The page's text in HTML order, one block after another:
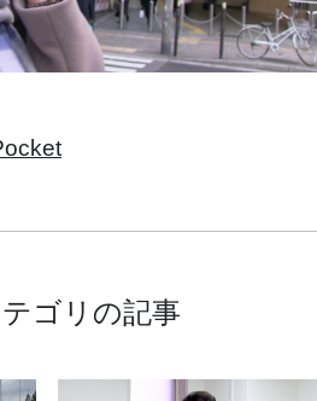
ゴリの記事